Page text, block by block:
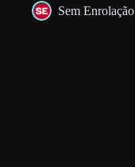
Sem Enrolação